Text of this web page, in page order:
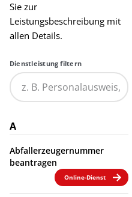
Sie zur
Leistungsbeschreibung mit
allen Details.
Dienstleistung filtern
A
Abfallerzeugernummer
beantragen
Online-Dienst